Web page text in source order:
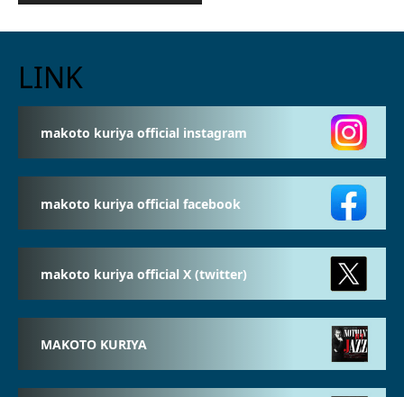
LINK
makoto kuriya official instagram
makoto kuriya official facebook
makoto kuriya official X (twitter)
MAKOTO KURIYA